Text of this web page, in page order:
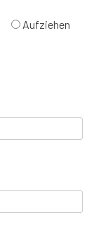
Aufziehen